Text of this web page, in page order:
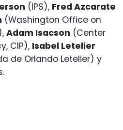
(IPS), Fred Azcarate
(Washington Office on
Adam Isacson (Center
CIP), Isabel Letelier
de Orlando Letelier) y